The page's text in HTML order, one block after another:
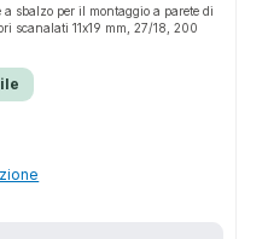
sbalzo per il montaggio a parete di
scanalati 11x19 mm, 27/18, 200